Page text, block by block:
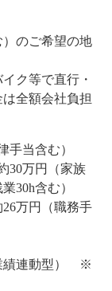
のご希望の地
ク等で直行・
全額会社負担
手当含む）
30万円（家族
30h含む）
万円（職務手
績連動型） ※